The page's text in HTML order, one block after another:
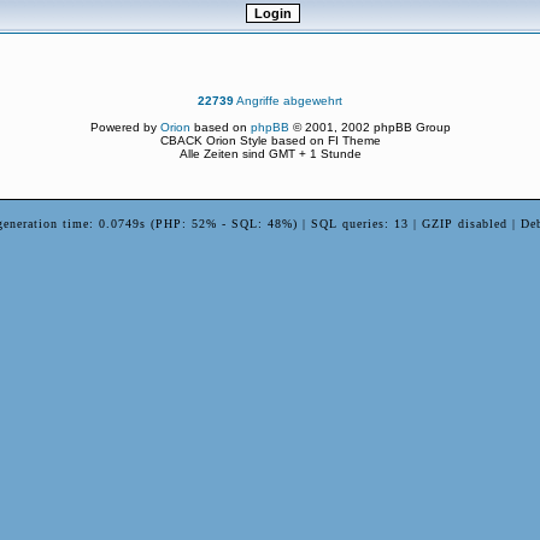
22739Angriffe abgewehrt
Powered by Orion based on phpBB © 2001, 2002 phpBB Group
CBACK Orion Style based on FI Theme
Alle Zeiten sind GMT + 1 Stunde
time: 0.0749s (PHP: 52% - SQL: 48%) | SQL queries: 13 | GZIP disabled |